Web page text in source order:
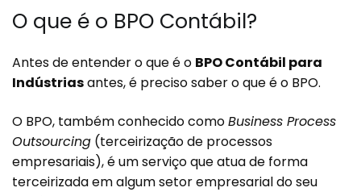
O que é o BPO Contábil?
Antes de entender o que é o BPO Contábil para
Indústriasantes, é preciso saber o que é o BPO.
O BPO, também conhecido comoBusiness Process
Outsourcing (terceirização de processos
empresariais), é um serviço que atua de forma
terceirizada em algum setor empresarial do seu